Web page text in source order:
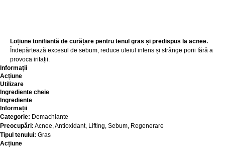
Loțiune tonifiantă de curățare pentru tenul gras și predispus la acnee.
Îndepărtează excesul de sebum, reduce uleiul intens și strânge porii fără a
provoca iritații.
Informații
Acțiune
Utilizare
Ingrediente cheie
Ingrediente
Informații
Categorie: Demachiante
Preocupări: Acnee, Antioxidant, Lifting, Sebum, Regenerare
Tipul tenului: Gras
Acțiune